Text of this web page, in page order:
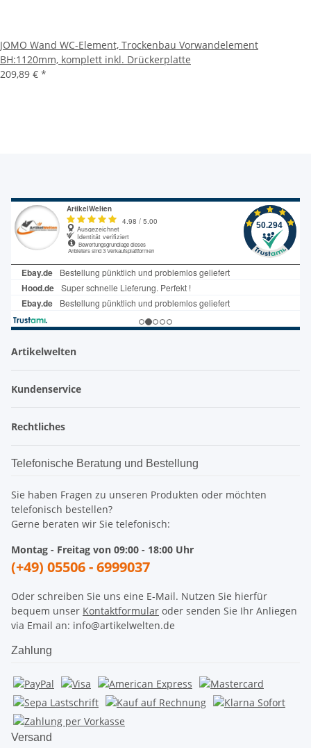
JOMO Wand WC-Element, Trockenbau Vorwandelement
BH:1120mm, komplett inkl. Drückerplatte
209,89 € *
Artikelwelten
Kundenservice
Rechtliches
Telefonische Beratung und Bestellung
Sie haben Fragen zu unseren Produkten oder möchten
telefonisch bestellen?
Gerne beraten wir Sie telefonisch:
Montag - Freitag von 09:00 - 18:00 Uhr
(+49) 05506 - 6999037
Oder schreiben Sie uns eine E-Mail. Nutzen Sie hierfür
bequem unser Kontaktformular oder senden Sie Ihr Anliegen
via Email an: info@artikelwelten.de
Zahlung
Versand